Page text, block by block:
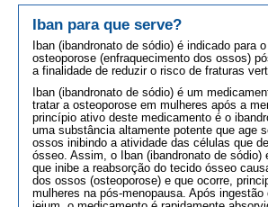
Iban para que serve?
Iban (ibandronato de sódio) é indicado para
osteoporose (enfraquecimento dos ossos)
a finalidade de reduzir o risco de fraturas
Iban (ibandronato de sódio) é um
tratar a osteoporose em mulheres após a
princípio ativo deste medicamento é o
uma substância altamente potente que age
ossos inibindo a atividade das células que
ósseo. Assim, o Iban (ibandronato de sódio)
que inibe a reabsorção do tecido ósseo
dos ossos (osteoporose) e que ocorre,
mulheres na pós-menopausa. Após ingestão